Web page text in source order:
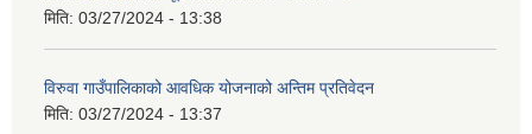
मिति: 03/27/2024 - 13:38
विरुवा गाउँपालिकाको आवधिक योजनाको अन्तिम प्रतिवेदन
मिति: 03/27/2024 - 13:37